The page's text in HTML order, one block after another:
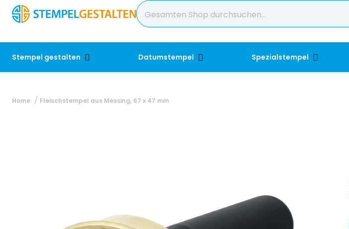
Stempel gestalten Datumstempel Spezialstempel
Home Fleischstempel aus Messing, 67 x 47 mm